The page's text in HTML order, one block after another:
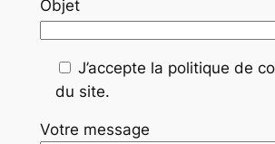
Objet
J’accepte la politique de
du site.
Votre message